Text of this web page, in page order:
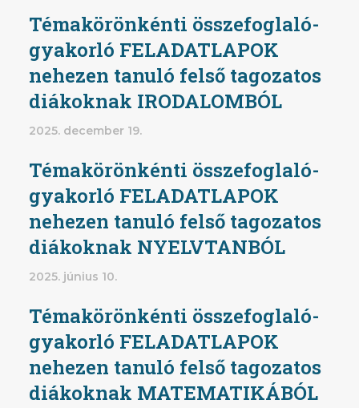
Témakörönkénti összefoglaló-
gyakorló FELADATLAPOK
nehezen tanuló felső tagozatos
diákoknak IRODALOMBÓL
2025. december 19.
Témakörönkénti összefoglaló-
gyakorló FELADATLAPOK
nehezen tanuló felső tagozatos
diákoknak NYELVTANBÓL
2025. június 10.
Témakörönkénti összefoglaló-
gyakorló FELADATLAPOK
nehezen tanuló felső tagozatos
diákoknak MATEMATIKÁBÓL